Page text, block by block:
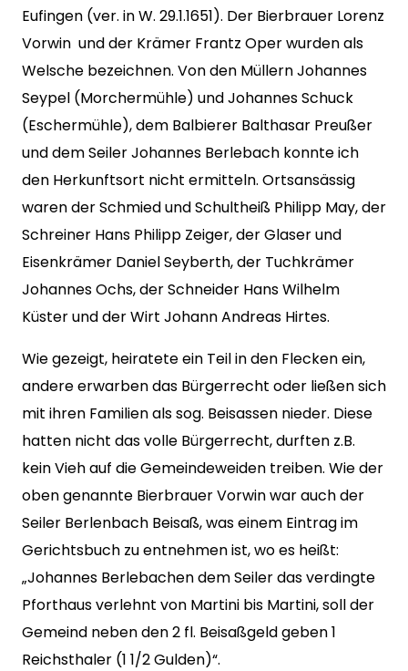
Eufingen (ver. in W. 29.1.1651). Der Bierbrauer Lorenz
Vorwin und der Krämer Frantz Oper wurden als
Welsche bezeichnen. Von den Müllern Johannes
Seypel (Morchermühle) und Johannes Schuck
(Eschermühle), dem Balbierer Balthasar Preußer
und dem Seiler Johannes Berlebach konnte ich
den Herkunftsort nicht ermitteln. Ortsansässig
waren der Schmied und Schultheiß Philipp May, der
Schreiner Hans Philipp Zeiger, der Glaser und
Eisenkrämer Daniel Seyberth, der Tuchkrämer
Johannes Ochs, der Schneider Hans Wilhelm
Küster und der Wirt Johann Andreas Hirtes.
Wie gezeigt, heiratete ein Teil in den Flecken ein,
andere erwarben das Bürgerrecht oder ließen sich
mit ihren Familien als sog. Beisassen nieder. Diese
hatten nicht das volle Bürgerrecht, durften z.B.
kein Vieh auf die Gemeindeweiden treiben. Wie der
oben genannte Bierbrauer Vorwin war auch der
Seiler Berlenbach Beisaß, was einem Eintrag im
Gerichtsbuch zu entnehmen ist, wo es heißt:
„Johannes Berlebachen dem Seiler das verdingte
Pforthaus verlehnt von Martini bis Martini, soll der
Gemeind neben den 2 fl. Beisaßgeld geben 1
Reichsthaler (1 1/2 Gulden)“.